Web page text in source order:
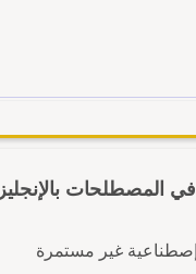
المصطلحات
غير مستمرة